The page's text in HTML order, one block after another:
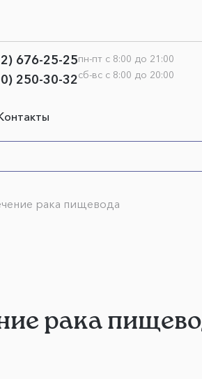
676-25-25
250-30-32
пн-пт с 8:00 до 21:00
сб-вс с 8:00 до 20:00
рака пищевода
рака